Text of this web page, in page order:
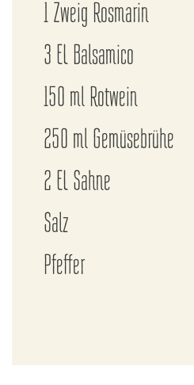
1 Zweig Rosmarin
3 EL Balsamico
150 ml Rotwein
250 ml Gemüsebrühe
2 EL Sahne
Salz
Pfeffer